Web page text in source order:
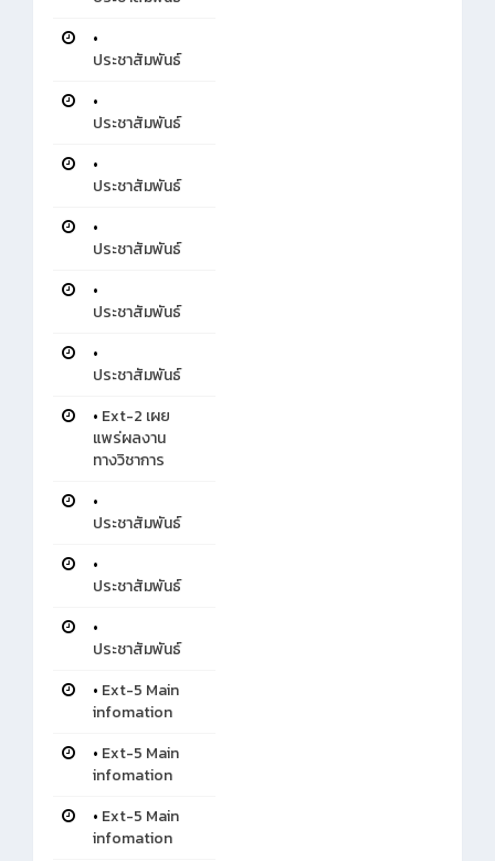
•
ประชาสัมพันธ์
•
ประชาสัมพันธ์
•
ประชาสัมพันธ์
•
ประชาสัมพันธ์
•
ประชาสัมพันธ์
•
ประชาสัมพันธ์
• Ext-2 เผย
แพร่ผลงาน
ทางวิชาการ
•
ประชาสัมพันธ์
•
ประชาสัมพันธ์
•
ประชาสัมพันธ์
• Ext-5 Main
infomation
• Ext-5 Main
infomation
• Ext-5 Main
infomation